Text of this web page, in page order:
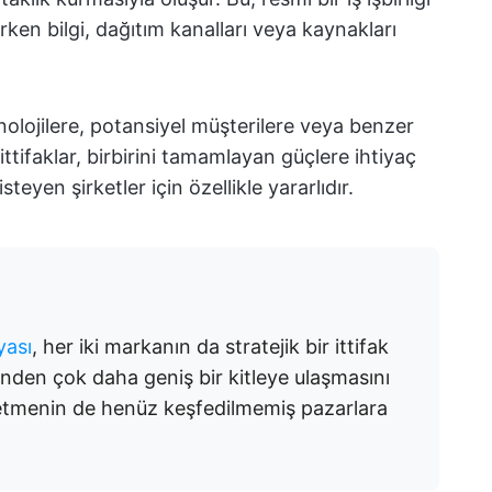
bilgi, dağıtım kanalları veya kaynakları
potansiyel müşterilere veya benzer
birbirini tamamlayan güçlere ihtiyaç
şirketler için özellikle yararlıdır.
, her iki markanın da stratejik bir ittifak
çok daha geniş bir kitleye ulaşmasını
de henüz keşfedilmemiş pazarlara